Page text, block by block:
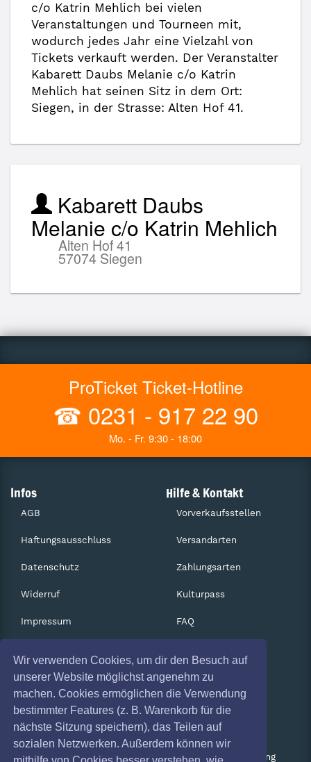
Wir verwenden Cookies, um dir den Besuch auf
unserer Website möglichst angenehm zu
machen. Cookies ermöglichen die Verwendung
bestimmter Features (z. B. Warenkorb für die
nächste Sitzung speichern), das Teilen auf
sozialen Netzwerken. Außerdem können wir
c/o Katrin Mehlich bei vielen
Veranstaltungen und Tourneen mit,
wodurch jedes Jahr eine Vielzahl von
Tickets verkauft werden. Der Veranstalter
Kabarett Daubs Melanie c/o Katrin
Mehlich hat seinen Sitz in dem Ort:
Siegen, in der Strasse: Alten Hof 41.
Kabarett Daubs
Melanie c/o Katrin Mehlich
Alten Hof 41
57074 Siegen
ProTicket Ticket-Hotline
☎ 0231 - 917 22 90
Mo. - Fr. 9:30 - 18:00
Infos
AGB
Haftungsausschluss
Datenschutz
Widerruf
Impressum
Coronavirus (COVID 19)
Hilfe & Kontakt
Vorverkaufsstellen
Versandarten
Zahlungsarten
Kulturpass
FAQ
Services
Gutscheine
Geschäftskunden
Kartenrückgabe
Besucherregistrierung